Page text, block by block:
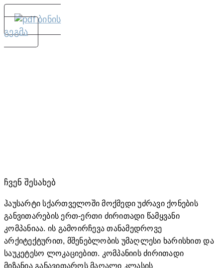
ბინის
გეგმა
ᲩᲕᲔᲜ ᲨᲔᲡᲐᲮᲔᲑ
ჰაუსარტი სქართველოში მოქმედი უძრავი ქონების
განვითარების ერთ-ერთი ძირითადი წამყვანი
კომპანიაა. ის გამოირჩევა თანამედროვე
არქიტექტურით, მშენებლობის უმაღლესი ხარისხით და
საუკეტესო ლოკაციებით. კომპანიის ძირითადი
მიზანია განავითაროს მაღალი კლასის